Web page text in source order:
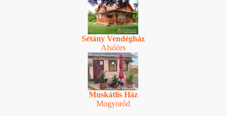
Sétány Vendégház
Alsóörs
Muskátlis Ház
Mogyoród